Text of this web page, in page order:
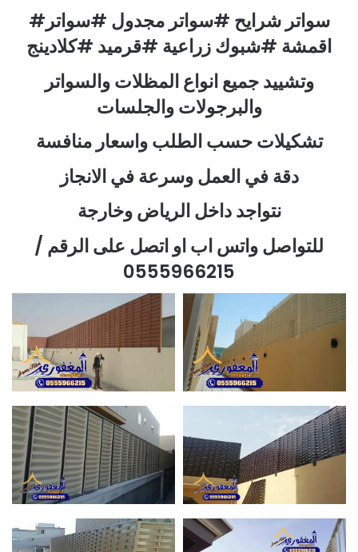
#سواتر شرايح #سواتر مجدول #سواتر
اقمشة #شبوك زراعية #قرميد #كلادينج
وتشييد جميع انواع المظلات والسواتر
والبرجولات والجلسات
تشكيلات حسب الطلب واسعار منافسة
دقة في العمل وسرعة في الانجاز
نتواجد داخل الرياض وخارجة
للتواصل واتس اب او اتصل على الرقم /
0555966215